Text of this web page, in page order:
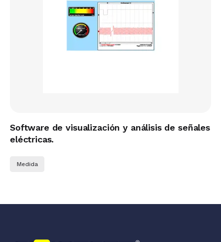
Software de visualización y análisis de señales
eléctricas.
Medida